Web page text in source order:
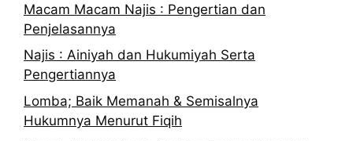
Macam Macam Najis : Pengertian dan
Penjelasannya
Najis : Ainiyah dan Hukumiyah Serta
Pengertiannya
Lomba; Baik Memanah & Semisalnya
Hukumnya Menurut Fiqih